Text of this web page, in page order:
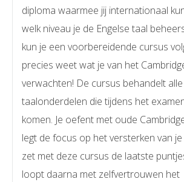
diploma waarmee jij internationaal
welk niveau je de Engelse taal
kun je een voorbereidende cursus
precies weet wat je van het
verwachten! De cursus behandelt alle
taalonderdelen die tijdens het
komen. Je oefent met oude
legt de focus op het versterken van je
zet met deze cursus de laatste
loopt daarna met zelfvertrouwen het